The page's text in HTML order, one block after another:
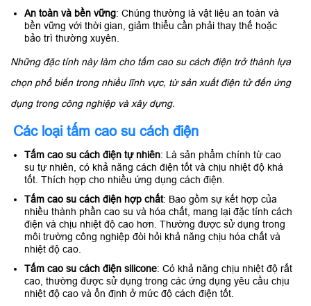
An toàn và bền vững: Chúng thường là vật liệu an toàn và
bền vững với thời gian, giảm thiểu cần phải thay thế hoặc
bảo trì thường xuyên.
Những đặc tính này làm cho tấm cao su cách điện trở thành lựa
chọn phổ biến trong nhiều lĩnh vực, từ sản xuất điện tử đến ứng
dụng trong công nghiệp và xây dựng.
Các loại tấm cao su cách điện
Tấm cao su cách điện tự nhiên: Là sản phẩm chính từ cao
su tự nhiên, có khả năng cách điện tốt và chịu nhiệt độ khá
tốt. Thích hợp cho nhiều ứng dụng cách điện.
Tấm cao su cách điện hợp chất: Bao gồm sự kết hợp của
nhiều thành phần cao su và hóa chất, mang lại đặc tính cách
điện và chịu nhiệt độ cao hơn. Thường được sử dụng trong
môi trường công nghiệp đòi hỏi khả năng chịu hóa chất và
nhiệt độ cao.
Tấm cao su cách điện silicone: Có khả năng chịu nhiệt độ rất
cao, thường được sử dụng trong các ứng dụng yêu cầu chịu
nhiệt độ cao và ổn định ở mức độ cách điện tốt.